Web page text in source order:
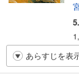
あらすじを表